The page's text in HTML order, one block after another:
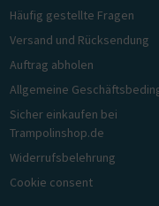
Häufig gestellte Fragen
Versand und Rücksendung
Auftrag abholen
Allgemeine
Sicher einkaufen bei
Trampolinshop.de
Widerrufsbelehrung
Cookie consent